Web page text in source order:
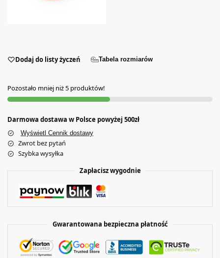
Dodaj do listy życzeń Tabela rozmiarów
Pozostało mniej niż 5 produktów!
Darmowa dostawa w Polsce powyżej 500zł
Wyświetl Cennik dostawy
Zwrot bez pytań
Szybka wysyłka
Zapłacisz wygodnie
Gwarantowana bezpieczna płatność